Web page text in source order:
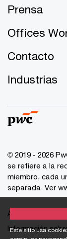
Prensa
Offices
Contacto
Industrias
© 2019 - 2026
se refiere a la
miembro, cada
separada. Ver
Aviso de
Información
Este sitio usa